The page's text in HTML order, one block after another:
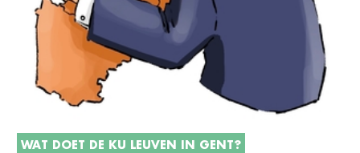
WAT DOET DE KU LEUVEN IN GENT?